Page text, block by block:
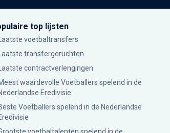
top lijsten
Laatste voetbaltransfers
Laatste transfergeruchten
Laatste contractverlengingen
waardevolle Voetballers spelend in de
Eredivisie
Voetballers spelend in de Nederlandse